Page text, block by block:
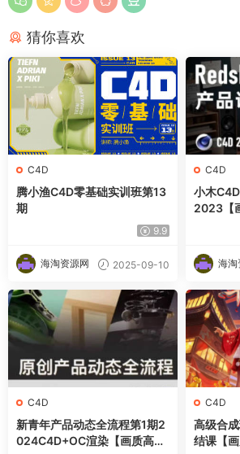
猜你喜欢
C4D
腾小渔C4D零基础实训班第13
期
9.9
海淘资源网 2025-09-10
C4D
小木
2023【
海淘
C4D
新青年产品动态全流程第1期2
024C4D+OC渲染【画质高清
C4D
高级合
结课【画